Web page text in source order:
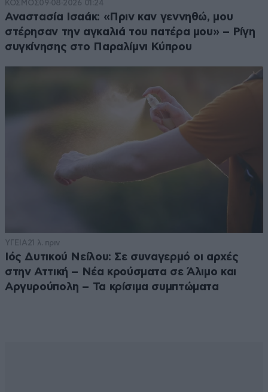
ΚΟΣΜΟΣ09·08·2026 01:24
Αναστασία Ισαάκ: «Πριν καν γεννηθώ, μου
στέρησαν την αγκαλιά του πατέρα μου» – Ρίγη
συγκίνησης στο Παραλίμνι Κύπρου
ΥΓΕΙΑ21 λ. πριν
Ιός Δυτικού Νείλου: Σε συναγερμό οι αρχές
στην Αττική – Νέα κρούσματα σε Άλιμο και
Αργυρούπολη – Τα κρίσιμα συμπτώματα